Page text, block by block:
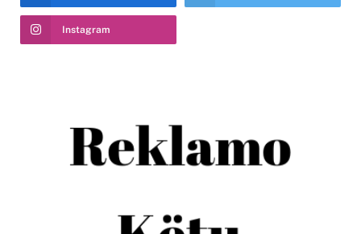
Instagram